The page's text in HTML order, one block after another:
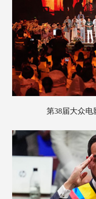
第38届大众电